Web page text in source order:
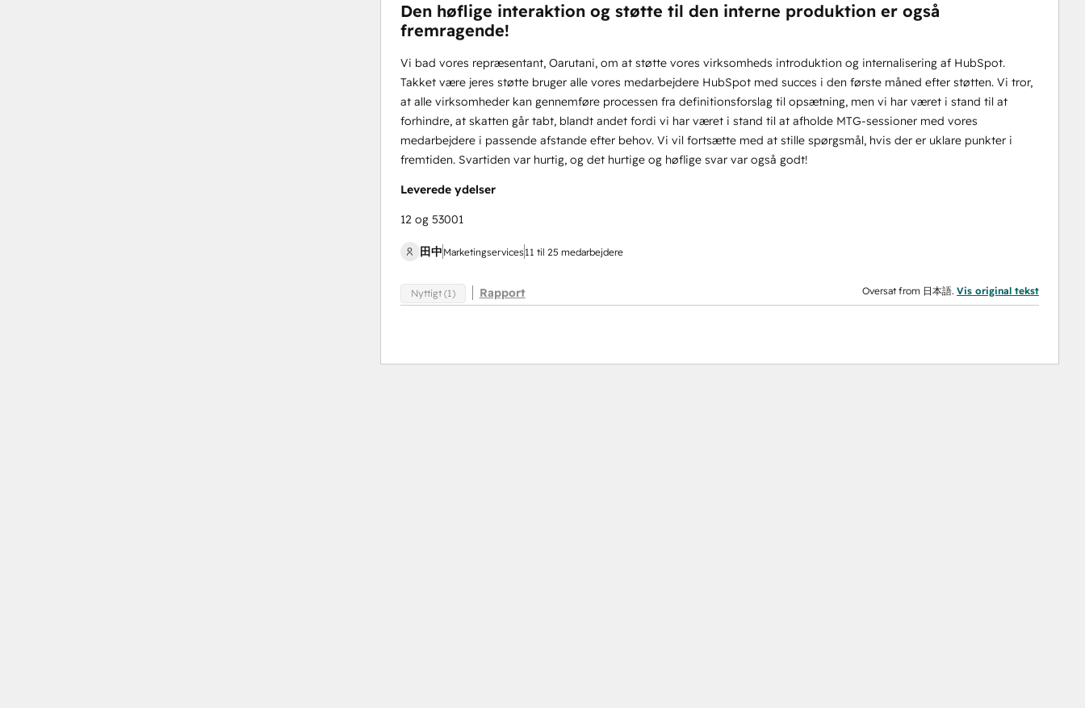
Den høflige interaktion og støtte til den interne produktion er også
fremragende!
Vi bad vores repræsentant, Oarutani, om at støtte vores virksomheds introduktion og internalisering af HubSpot.
Takket være jeres støtte bruger alle vores medarbejdere HubSpot med succes i den første måned efter støtten. Vi tror,
at alle virksomheder kan gennemføre processen fra definitionsforslag til opsætning, men vi har været i stand til at
forhindre, at skatten går tabt, blandt andet fordi vi har været i stand til at afholde MTG-sessioner med vores
medarbejdere i passende afstande efter behov. Vi vil fortsætte med at stille spørgsmål, hvis der er uklare punkter i
fremtiden. Svartiden var hurtig, og det hurtige og høflige svar var også godt!
Leverede ydelser
12 og 53001
田中 Marketingservices11 til 25 medarbejdere
Nyttigt (1) Rapport Oversat from 日本語. Vis original tekst